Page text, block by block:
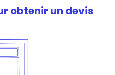
obtenir un devis